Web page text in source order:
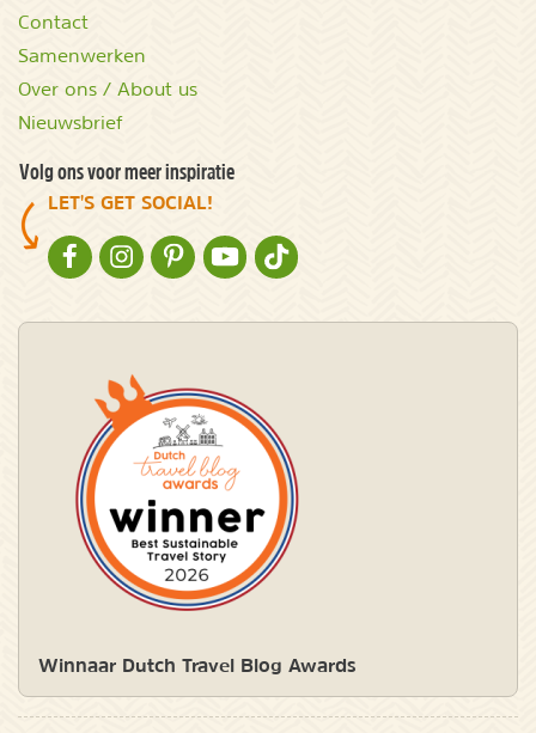
Contact
Samenwerken
Over ons / About us
Nieuwsbrief
Volg ons voor meer inspiratie
LET'S GET SOCIAL!
NATURESCANNER OP FACEBOOK
NATURESCANNER OP INSTAGRAM
NATURESCANNER OP PINTEREST
NATURESCANNER OP YOUTUBE
NATURESCANNER OP TIKTOK
Winnaar Dutch Travel Blog Awards